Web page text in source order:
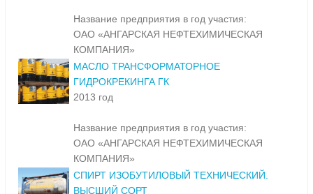
Название предприятия в год участия:
ОАО «АНГАРСКАЯ НЕФТЕХИМИЧЕСКАЯ
КОМПАНИЯ»
МАСЛО ТРАНСФОРМАТОРНОЕ
ГИДРОКРЕКИНГА ГК
2013 год
Название предприятия в год участия:
ОАО «АНГАРСКАЯ НЕФТЕХИМИЧЕСКАЯ
КОМПАНИЯ»
СПИРТ ИЗОБУТИЛОВЫЙ ТЕХНИЧЕСКИЙ.
ВЫСШИЙ СОРТ